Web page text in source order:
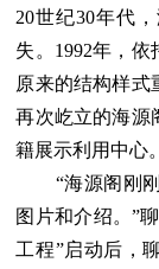
20世纪30年代
失。1992年，
原来的结构样式
再次屹立的海源
籍展示利用中心。
“海源阁刚刚
图片和介绍。”
工程”启动后，